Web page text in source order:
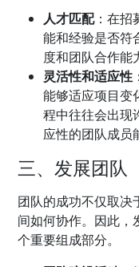
人才匹配：在招
能和经验是否符
度和团队合作能
灵活性和适应性
能够适应项目变
程中往往会出现
应性的团队成员
三、发展团队
团队的成功不仅取决
间如何协作。因此，
个重要组成部分。